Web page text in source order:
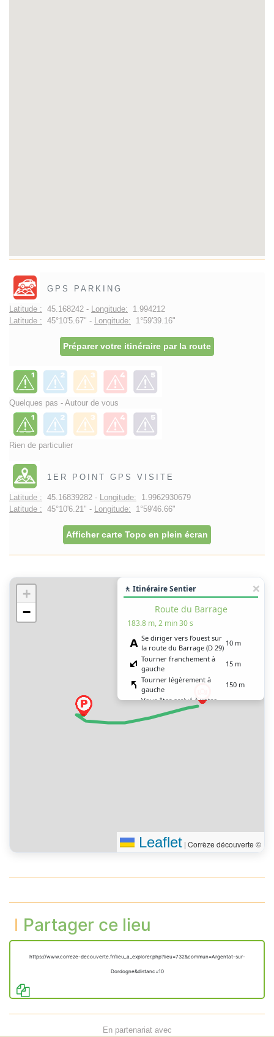
GPS PARKING
Latitude : 45.168242 - Longitude: 1.994212
Latitude : 45°10'5.67" - Longitude: 1°59'39.16"
Préparer votre itinéraire par la route
Quelques pas - Autour de vous
Rien de particulier
1ER POINT GPS VISITE
Latitude : 45.16839282 - Longitude: 1.9962930679
Latitude : 45°10'6.21" - Longitude: 1°59'46.66"
Afficher carte Topo en plein écran
+
−
🚶 Itinéraire Sentier
Route du Barrage
183.8 m, 2 min 30 s
Se diriger vers l’ouest sur
la route du Barrage (D 29)
10 m
Tourner franchement à
gauche
15 m
Tourner légèrement à
gauche
150 m
Vous êtes arrivé à votre
destination, droit devant
Leaflet | Corrèze découverte ©
Partager ce lieu
https://www.correze-decouverte.fr/lieu_a_explorer.php?lieu=732&commun=Argentat-sur-
Dordogne&distanc=10
En partenariat avec